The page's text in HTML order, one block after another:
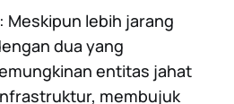
: Meskipun lebih jarang
dua yang
entitas jahat
membujuk